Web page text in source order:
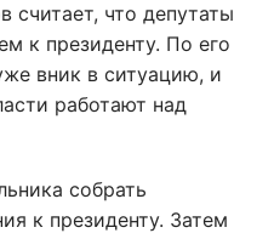
считает, что депутаты
к президенту. По его
вник в ситуацию, и
работают над
собрать
к президенту. Затем